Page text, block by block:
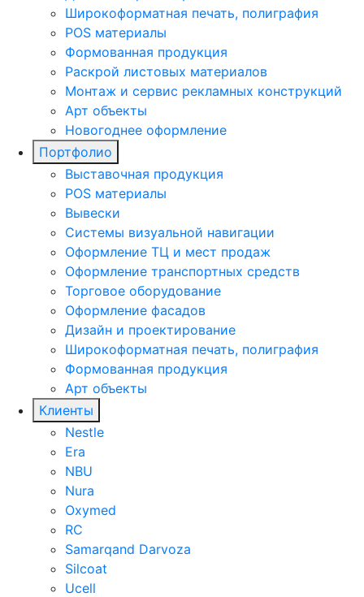
Широкоформатная печать, полиграфия
POS материалы
Формованная продукция
Раскрой листовых материалов
Монтаж и сервис рекламных конструкций
Арт объекты
Новогоднее оформление
Портфолио
Выставочная продукция
POS материалы
Вывески
Системы визуальной навигации
Оформление ТЦ и мест продаж
Оформление транспортных средств
Торговое оборудование
Оформление фасадов
Дизайн и проектирование
Широкоформатная печать, полиграфия
Формованная продукция
Арт объекты
Клиенты
Nestle
Era
NBU
Nura
Oxymed
RC
Samarqand Darvoza
Silcoat
Ucell